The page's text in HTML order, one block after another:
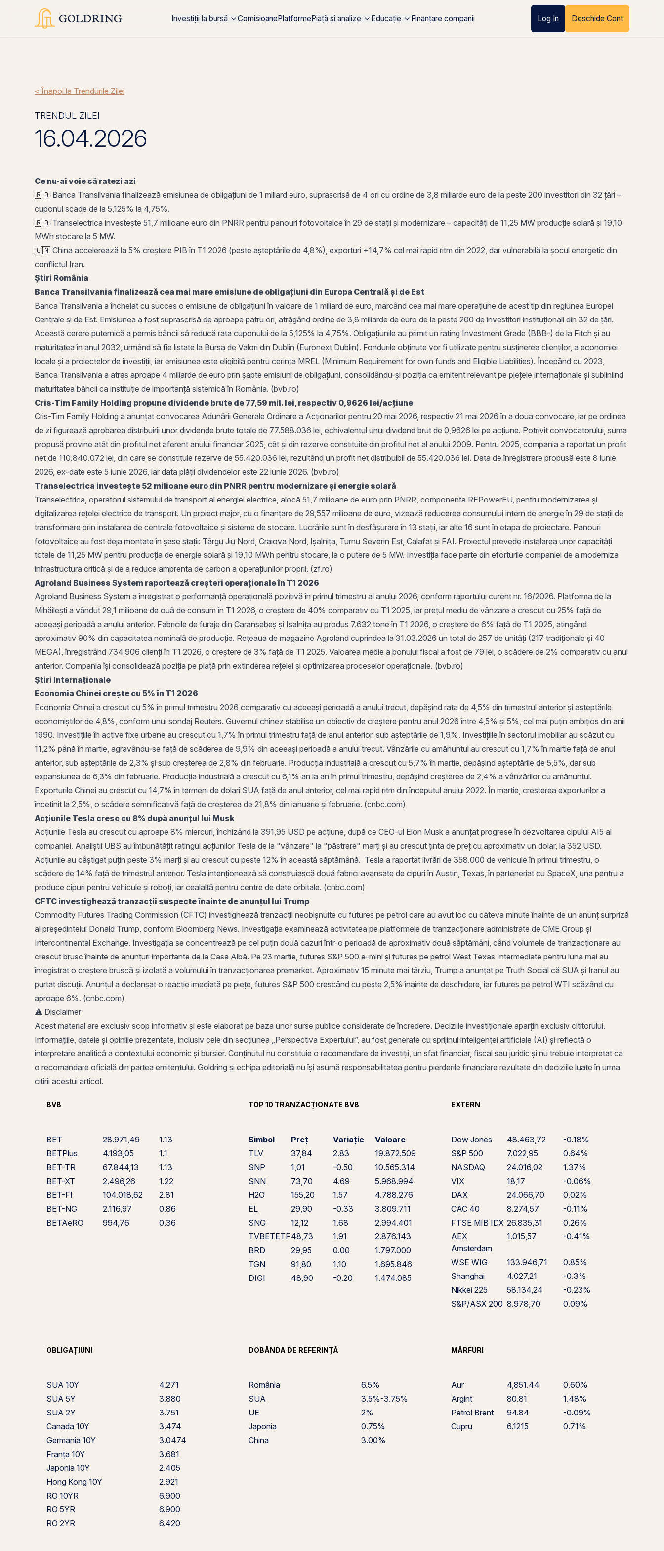
Investiții la bursă ComisioanePlatformePiață și analize Educație Finanțare companii Log In Deschide Cont
< Înapoi la Trendurile Zilei
TRENDUL ZILEI
16.04.2026
Ce nu-ai voie să ratezi azi
🇷🇴 Banca Transilvania finalizează emisiunea de obligațiuni de 1 miliard euro, suprascrisă de 4 ori cu ordine de 3,8 miliarde euro de la peste 200 investitori din 32 țări –
cuponul scade de la 5,125% la 4,75%.
🇷🇴 Transelectrica investește 51,7 milioane euro din PNRR pentru panouri fotovoltaice în 29 de stații și modernizare – capacități de 11,25 MW producție solară și 19,10
MWh stocare la 5 MW.
🇨🇳 China accelerează la 5% creștere PIB în T1 2026 (peste așteptările de 4,8%), exporturi +14,7% cel mai rapid ritm din 2022, dar vulnerabilă la șocul energetic din
conflictul Iran.
Știri România
Banca Transilvania finalizează cea mai mare emisiune de obligațiuni din Europa Centrală și de Est
Banca Transilvania a încheiat cu succes o emisiune de obligațiuni în valoare de 1 miliard de euro, marcând cea mai mare operațiune de acest tip din regiunea Europei
Centrale și de Est. Emisiunea a fost suprascrisă de aproape patru ori, atrăgând ordine de 3,8 miliarde de euro de la peste 200 de investitori instituționali din 32 de țări.
Această cerere puternică a permis băncii să reducă rata cuponului de la 5,125% la 4,75%. Obligațiunile au primit un rating Investment Grade (BBB-) de la Fitch și au
maturitatea în anul 2032, urmând să fie listate la Bursa de Valori din Dublin (Euronext Dublin). Fondurile obținute vor fi utilizate pentru susținerea clienților, a economiei
locale și a proiectelor de investiții, iar emisiunea este eligibilă pentru cerința MREL (Minimum Requirement for own funds and Eligible Liabilities). Începând cu 2023,
Banca Transilvania a atras aproape 4 miliarde de euro prin șapte emisiuni de obligațiuni, consolidându-și poziția ca emitent relevant pe piețele internaționale și subliniind
maturitatea băncii ca instituție de importanță sistemică în România. (bvb.ro)
Cris-Tim Family Holding propune dividende brute de 77,59 mil. lei, respectiv 0,9626 lei/acțiune
Cris-Tim Family Holding a anunțat convocarea Adunării Generale Ordinare a Acționarilor pentru 20 mai 2026, respectiv 21 mai 2026 în a doua convocare, iar pe ordinea
de zi figurează aprobarea distribuirii unor dividende brute totale de 77.588.036 lei, echivalentul unui dividend brut de 0,9626 lei pe acțiune. Potrivit convocatorului, suma
propusă provine atât din profitul net aferent anului financiar 2025, cât și din rezerve constituite din profitul net al anului 2009. Pentru 2025, compania a raportat un profit
net de 110.840.072 lei, din care se constituie rezerve de 55.420.036 lei, rezultând un profit net distribuibil de 55.420.036 lei. Data de înregistrare propusă este 8 iunie
2026, ex-date este 5 iunie 2026, iar data plății dividendelor este 22 iunie 2026. (bvb.ro)
Transelectrica investește 52 milioane euro din PNRR pentru modernizare și energie solară
Transelectrica, operatorul sistemului de transport al energiei electrice, alocă 51,7 milioane de euro prin PNRR, componenta REPowerEU, pentru modernizarea și
digitalizarea rețelei electrice de transport. Un proiect major, cu o finanțare de 29,557 milioane de euro, vizează reducerea consumului intern de energie în 29 de stații de
transformare prin instalarea de centrale fotovoltaice și sisteme de stocare. Lucrările sunt în desfășurare în 13 stații, iar alte 16 sunt în etapa de proiectare. Panouri
fotovoltaice au fost deja montate în șase stații: Târgu Jiu Nord, Craiova Nord, Ișalnița, Turnu Severin Est, Calafat și FAI. Proiectul prevede instalarea unor capacități
totale de 11,25 MW pentru producția de energie solară și 19,10 MWh pentru stocare, la o putere de 5 MW. Investiția face parte din eforturile companiei de a moderniza
infrastructura critică și de a reduce amprenta de carbon a operațiunilor proprii. (zf.ro)
Agroland Business System raportează creșteri operaționale în T1 2026
Agroland Business System a înregistrat o performanță operațională pozitivă în primul trimestru al anului 2026, conform raportului curent nr. 16/2026. Platforma de la
Mihăilești a vândut 29,1 milioane de ouă de consum în T1 2026, o creștere de 40% comparativ cu T1 2025, iar prețul mediu de vânzare a crescut cu 25% față de
aceeași perioadă a anului anterior. Fabricile de furaje din Caransebeș și Ișalnița au produs 7.632 tone în T1 2026, o creștere de 6% față de T1 2025, atingând
aproximativ 90% din capacitatea nominală de producție. Rețeaua de magazine Agroland cuprindea la 31.03.2026 un total de 257 de unități (217 tradiționale și 40
MEGA), înregistrând 734.906 clienți în T1 2026, o creștere de 3% față de T1 2025. Valoarea medie a bonului fiscal a fost de 79 lei, o scădere de 2% comparativ cu anul
anterior. Compania își consolidează poziția pe piață prin extinderea rețelei și optimizarea proceselor operaționale. (bvb.ro)
Știri Internaționale
Economia Chinei crește cu 5% în T1 2026
Economia Chinei a crescut cu 5% în primul trimestru 2026 comparativ cu aceeași perioadă a anului trecut, depășind rata de 4,5% din trimestrul anterior și așteptările
economiștilor de 4,8%, conform unui sondaj Reuters. Guvernul chinez stabilise un obiectiv de creștere pentru anul 2026 între 4,5% și 5%, cel mai puțin ambițios din anii
1990. Investițiile în active fixe urbane au crescut cu 1,7% în primul trimestru față de anul anterior, sub așteptările de 1,9%. Investițiile în sectorul imobiliar au scăzut cu
11,2% până în martie, agravându-se față de scăderea de 9,9% din aceeași perioadă a anului trecut. Vânzările cu amănuntul au crescut cu 1,7% în martie față de anul
anterior, sub așteptările de 2,3% și sub creșterea de 2,8% din februarie. Producția industrială a crescut cu 5,7% în martie, depășind așteptările de 5,5%, dar sub
expansiunea de 6,3% din februarie. Producția industrială a crescut cu 6,1% an la an în primul trimestru, depășind creșterea de 2,4% a vânzărilor cu amănuntul.
Exporturile Chinei au crescut cu 14,7% în termeni de dolari SUA față de anul anterior, cel mai rapid ritm din începutul anului 2022. În martie, creșterea exporturilor a
încetinit la 2,5%, o scădere semnificativă față de creșterea de 21,8% din ianuarie și februarie. (cnbc.com)
Acțiunile Tesla cresc cu 8% după anunțul lui Musk
Acțiunile Tesla au crescut cu aproape 8% miercuri, închizând la 391,95 USD pe acțiune, după ce CEO-ul Elon Musk a anunțat progrese în dezvoltarea cipului AI5 al
companiei. Analiștii UBS au îmbunătățit ratingul acțiunilor Tesla de la "vânzare" la "păstrare" marți și au crescut ținta de preț cu aproximativ un dolar, la 352 USD.
Acțiunile au câștigat puțin peste 3% marți și au crescut cu peste 12% în această săptămână. Tesla a raportat livrări de 358.000 de vehicule în primul trimestru, o
scădere de 14% față de trimestrul anterior. Tesla intenționează să construiască două fabrici avansate de cipuri în Austin, Texas, în parteneriat cu SpaceX, una pentru a
produce cipuri pentru vehicule și roboți, iar cealaltă pentru centre de date orbitale. (cnbc.com)
CFTC investighează tranzacții suspecte înainte de anunțul lui Trump
Commodity Futures Trading Commission (CFTC) investighează tranzacții neobișnuite cu futures pe petrol care au avut loc cu câteva minute înainte de un anunț surpriză
al președintelui Donald Trump, conform Bloomberg News. Investigația examinează activitatea pe platformele de tranzacționare administrate de CME Group și
Intercontinental Exchange. Investigația se concentrează pe cel puțin două cazuri într-o perioadă de aproximativ două săptămâni, când volumele de tranzacționare au
crescut brusc înainte de anunțuri importante de la Casa Albă. Pe 23 martie, futures S&P 500 e-mini și futures pe petrol West Texas Intermediate pentru luna mai au
înregistrat o creștere bruscă și izolată a volumului în tranzacționarea premarket. Aproximativ 15 minute mai târziu, Trump a anunțat pe Truth Social că SUA și Iranul au
purtat discuții. Anunțul a declanșat o reacție imediată pe piețe, futures S&P 500 crescând cu peste 2,5% înainte de deschidere, iar futures pe petrol WTI scăzând cu
aproape 6%. (cnbc.com)
⚠️ Disclaimer
Acest material are exclusiv scop informativ și este elaborat pe baza unor surse publice considerate de încredere. Deciziile investiționale aparțin exclusiv cititorului.
Informațiile, datele și opiniile prezentate, inclusiv cele din secțiunea „Perspectiva Expertului”, au fost generate cu sprijinul inteligenței artificiale (AI) și reflectă o
interpretare analitică a contextului economic și bursier. Conținutul nu constituie o recomandare de investiții, un sfat financiar, fiscal sau juridic și nu trebuie interpretat ca
o recomandare oficială din partea emitentului. Goldring și echipa editorială nu își asumă responsabilitatea pentru pierderile financiare rezultate din deciziile luate în urma
citirii acestui articol.
BVB
BET 28.971,49
1.13
BETPlus
4.193,05
1.1
BET-TR
67.844,13
1.13
BET-XT
2.496,26
1.22
BET-FI
104.018,62
2.81
BET-NG
2.116,97
0.86
BETAeRO
994,76 0.36
TOP 10 TRANZACȚIONATE BVB
Simbol Preț Variație
Valoare
TLV
37,84 2.83
19.872.509
SNP
1,01 -0.50
10.565.314
SNN
73,70 4.69
5.968.994
H2O
155,20 1.57
4.788.276
EL
29,90 -0.33
3.809.711
SNG
12,12 1.68
2.994.401
TVBETETF48,73 1.91
2.876.143
BRD
29,95 0.00
1.797.000
TGN
91,80 1.10
1.695.846
DIGI
48,90 -0.20 1.474.085
EXTERN
Dow Jones 48.463,72
-0.18%
S&P 500
7.022,95
0.64%
NASDAQ
24.016,02
1.37%
VIX
18,17
-0.06%
DAX
24.066,70
0.02%
CAC 40
8.274,57
-0.11%
FTSE MIB IDX 26.835,31
0.26%
AEX
Amsterdam
1.015,57 -0.41%
WSE WIG 133.946,71
0.85%
Shanghai
4.027,21
-0.3%
Nikkei 225
58.134,24
-0.23%
S&P/ASX 200 8.978,70 0.09%
OBLIGAȚIUNI
SUA 10Y
4.271
SUA 5Y
3.880
SUA 2Y
3.751
Canada 10Y
3.474
Germania 10Y
3.0474
Franța 10Y
3.681
Japonia 10Y
2.405
Hong Kong 10Y
2.921
RO 10YR
6.900
RO 5YR
6.900
RO 2YR
6.420
DOBÂNDA DE REFERINȚĂ
România
6.5%
SUA
3.5%-3.75%
UE
2%
Japonia
0.75%
China
3.00%
MĂRFURI
Aur 4,851.44
0.60%
Argint
80.81
1.48%
Petrol Brent
94.84
-0.09%
Cupru
6.1215 0.71%